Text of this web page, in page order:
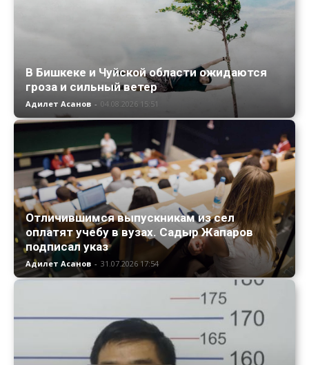
В Бишкеке и Чуйской области ожидаются
гроза и сильный ветер
Адилет Асанов - 04.08.2026 15:51
Отличившимся выпускникам из сел
оплатят учебу в вузах. Садыр Жапаров
подписал указ
Адилет Асанов - 31.07.2026 17:54